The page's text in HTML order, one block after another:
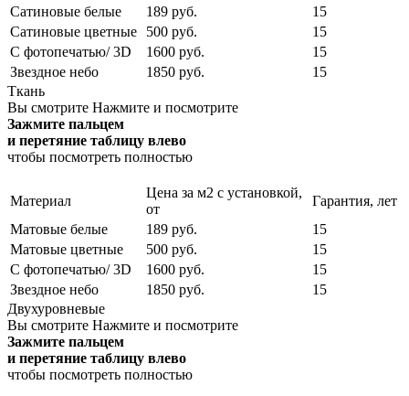
Сатиновые белые
189 руб.
15
Сатиновые цветные
500 руб.
15
С фотопечатью/ 3D
1600 руб.
15
Звездное небо
1850 руб.
15
Ткань
Вы смотрите Нажмите и посмотрите
Зажмите пальцем
и перетяние таблицу влево
чтобы посмотреть полностью
Материал
Цена за м2 с установкой,
от
Гарантия, лет
Матовые белые
189 руб.
15
Матовые цветные
500 руб.
15
С фотопечатью/ 3D
1600 руб.
15
Звездное небо
1850 руб.
15
Двухуровневые
Вы смотрите Нажмите и посмотрите
Зажмите пальцем
и перетяние таблицу влево
чтобы посмотреть полностью